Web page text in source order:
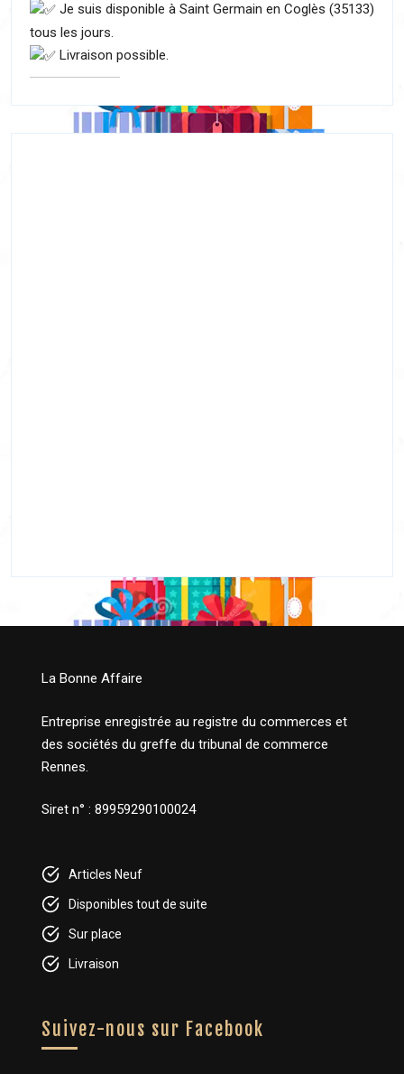
Je suis disponible à Saint Germain en Coglès (35133)
tous les jours.
Livraison possible.
La Bonne Affaire
Entreprise enregistrée au registre du commerces et
des sociétés du greffe du tribunal de commerce
Rennes.
Siret n° : 89959290100024
Articles Neuf
Disponibles tout de suite
Sur place
Livraison
Suivez-nous sur Facebook